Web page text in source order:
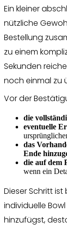
Ein kleiner
nützliche
Bestellung
zu einem
Sekunden
noch einmal zu
Vor der
die
eventuelle
das
Ende
die auf dem
wenn ein
Dieser Schritt
individuelle
hinzufügst,